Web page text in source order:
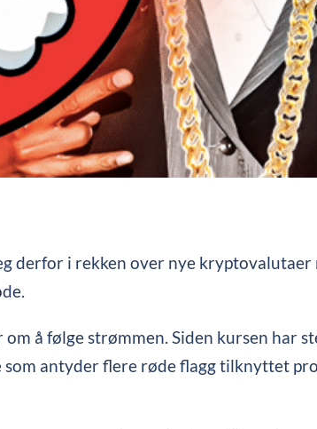
derfor i rekken over nye kryptovalutaer
å følge strømmen. Siden kursen har
antyder flere røde flagg tilknyttet